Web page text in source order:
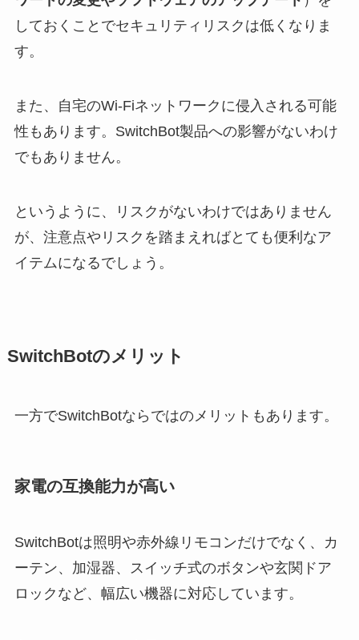
しておくことでセキュリティリスクは低くなりま
す。
また、自宅のWi-Fiネットワークに侵入される可能
性もあります。SwitchBot製品への影響がないわけ
でもありません。
というように、リスクがないわけではありません
が、注意点やリスクを踏まえればとても便利なア
イテムになるでしょう。
SwitchBotのメリット
一方でSwitchBotならではのメリットもあります。
家電の互換能力が高い
SwitchBotは照明や赤外線リモコンだけでなく、カ
ーテン、加湿器、スイッチ式のボタンや玄関ドア
ロックなど、幅広い機器に対応しています。